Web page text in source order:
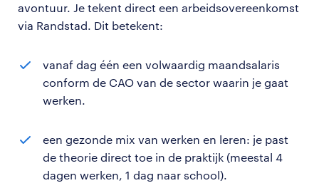
avontuur. Je tekent direct een arbeidsovereenkomst
via Randstad. Dit betekent:
vanaf dag één een volwaardig maandsalaris
conform de CAO van de sector waarin je gaat
werken.
een gezonde mix van werken en leren: je past
de theorie direct toe in de praktijk (meestal 4
dagen werken, 1 dag naar school).